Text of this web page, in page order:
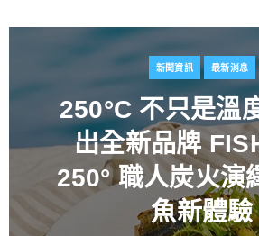
新聞資訊 最新消息
百富攜手金獎藝
花時心藝限量禮
流轉描繪時間之
桶工藝經典 獻